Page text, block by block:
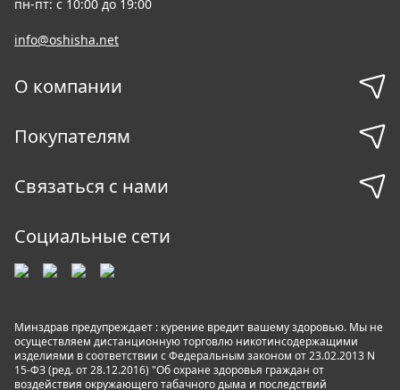
пн-пт: с 10:00 до 19:00
info@oshisha.net
О компании
Покупателям
Связаться с нами
Социальные сети
Минздрав предупреждает : курение вредит вашему здоровью. Мы не
осуществляем дистанционную торговлю никотинсодержащими
изделиями в соответствии с Федеральным законом от 23.02.2013 N
15-ФЗ (ред. от 28.12.2016) "Об охране здоровья граждан от
воздействия окружающего табачного дыма и последствий